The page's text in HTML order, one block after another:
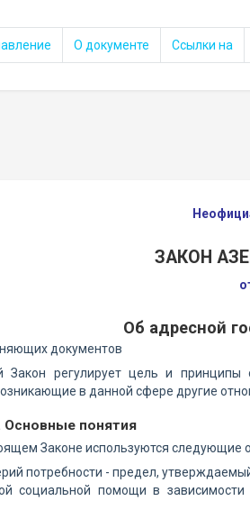
О документе Ссылки на
ЗАКОН
Об адресной
документов
Закон регулирует цель и принципы
в данной сфере другие
Основные понятия
Законе используются следующие
потребности - предел,
социальной помощи в